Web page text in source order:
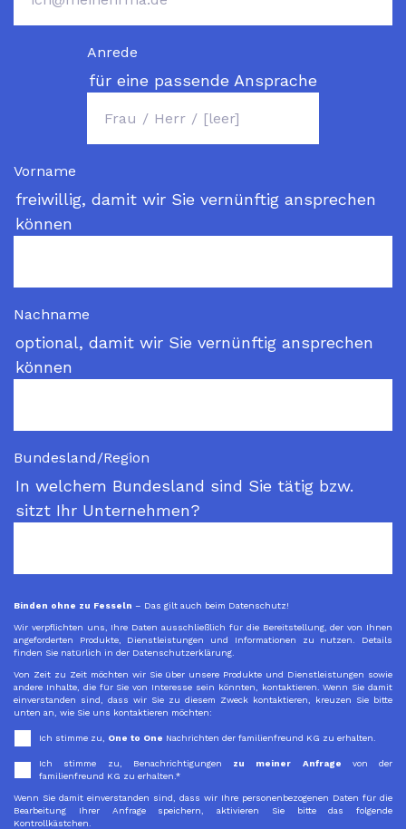
Anrede
für eine passende Ansprache
Vorname
freiwillig, damit wir Sie vernünftig ansprechen
können
Nachname
optional, damit wir Sie vernünftig ansprechen
können
Bundesland/Region
In welchem Bundesland sind Sie tätig bzw.
sitzt Ihr Unternehmen?
Binden ohne zu Fesseln – Das gilt auch beim Datenschutz!
Wir verpflichten uns, Ihre Daten ausschließlich für die Bereitstellung, der von Ihnen
angeforderten Produkte, Dienstleistungen und Informationen zu nutzen. Details
finden Sie natürlich in der Datenschutzerklärung.
Von Zeit zu Zeit möchten wir Sie über unsere Produkte und Dienstleistungen sowie
andere Inhalte, die für Sie von Interesse sein könnten, kontaktieren. Wenn Sie damit
einverstanden sind, dass wir Sie zu diesem Zweck kontaktieren, kreuzen Sie bitte
unten an, wie Sie uns kontaktieren möchten:
Ich stimme zu, One to One Nachrichten der familienfreund KG zu erhalten.
Ich stimme zu, Benachrichtigungen zu meiner Anfrage von der
familienfreund KG zu erhalten. *
Wenn Sie damit einverstanden sind, dass wir Ihre personenbezogenen Daten für die
Bearbeitung Ihrer Anfrage speichern, aktivieren Sie bitte das folgende
Kontrollkästchen.